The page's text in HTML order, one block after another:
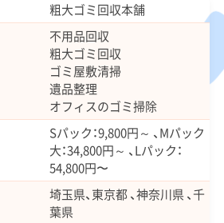
粗大ゴミ回収本舗
不用品回収
粗大ゴミ回収
ゴミ屋敷清掃
遺品整理
オフィスのゴミ掃除
Sパック：9,800円～ 、Mパック
大：34,800円～ 、Lパック：
54,800円〜
埼玉県、東京都 、神奈川県 、千
葉県